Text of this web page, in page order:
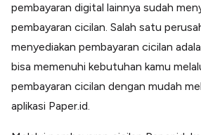
pembayaran digital lainnya sudah
pembayaran cicilan. Salah satu
menyediakan pembayaran cicilan
bisa memenuhi kebutuhan kamu
pembayaran cicilan dengan mudah
aplikasi Paper.id.